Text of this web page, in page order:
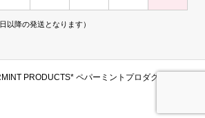
以降の発送となります）
PRODUCTS* ペパーミントプロダクツ. All